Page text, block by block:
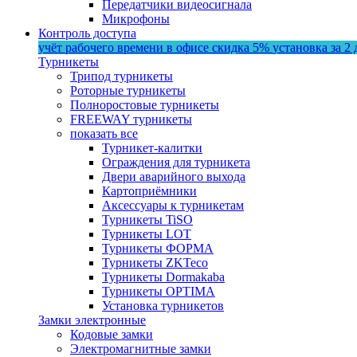
Передатчики видеосигнала
Микрофоны
Контроль доступа
учёт рабочего времени в офисе скидка 5% установка за 2
Турникеты
Трипод турникеты
Роторные турникеты
Полноростовые турникеты
FREEWAY турникеты
показать все
Турникет-калитки
Ограждения для турникета
Двери аварийного выхода
Картоприёмники
Аксессуары к турникетам
Турникеты TiSO
Турникеты LOT
Турникеты ФОРМА
Турникеты ZKTeco
Турникеты Dormakaba
Турникеты OPTIMA
Установка турникетов
Замки электронные
Кодовые замки
Электромагнитные замки